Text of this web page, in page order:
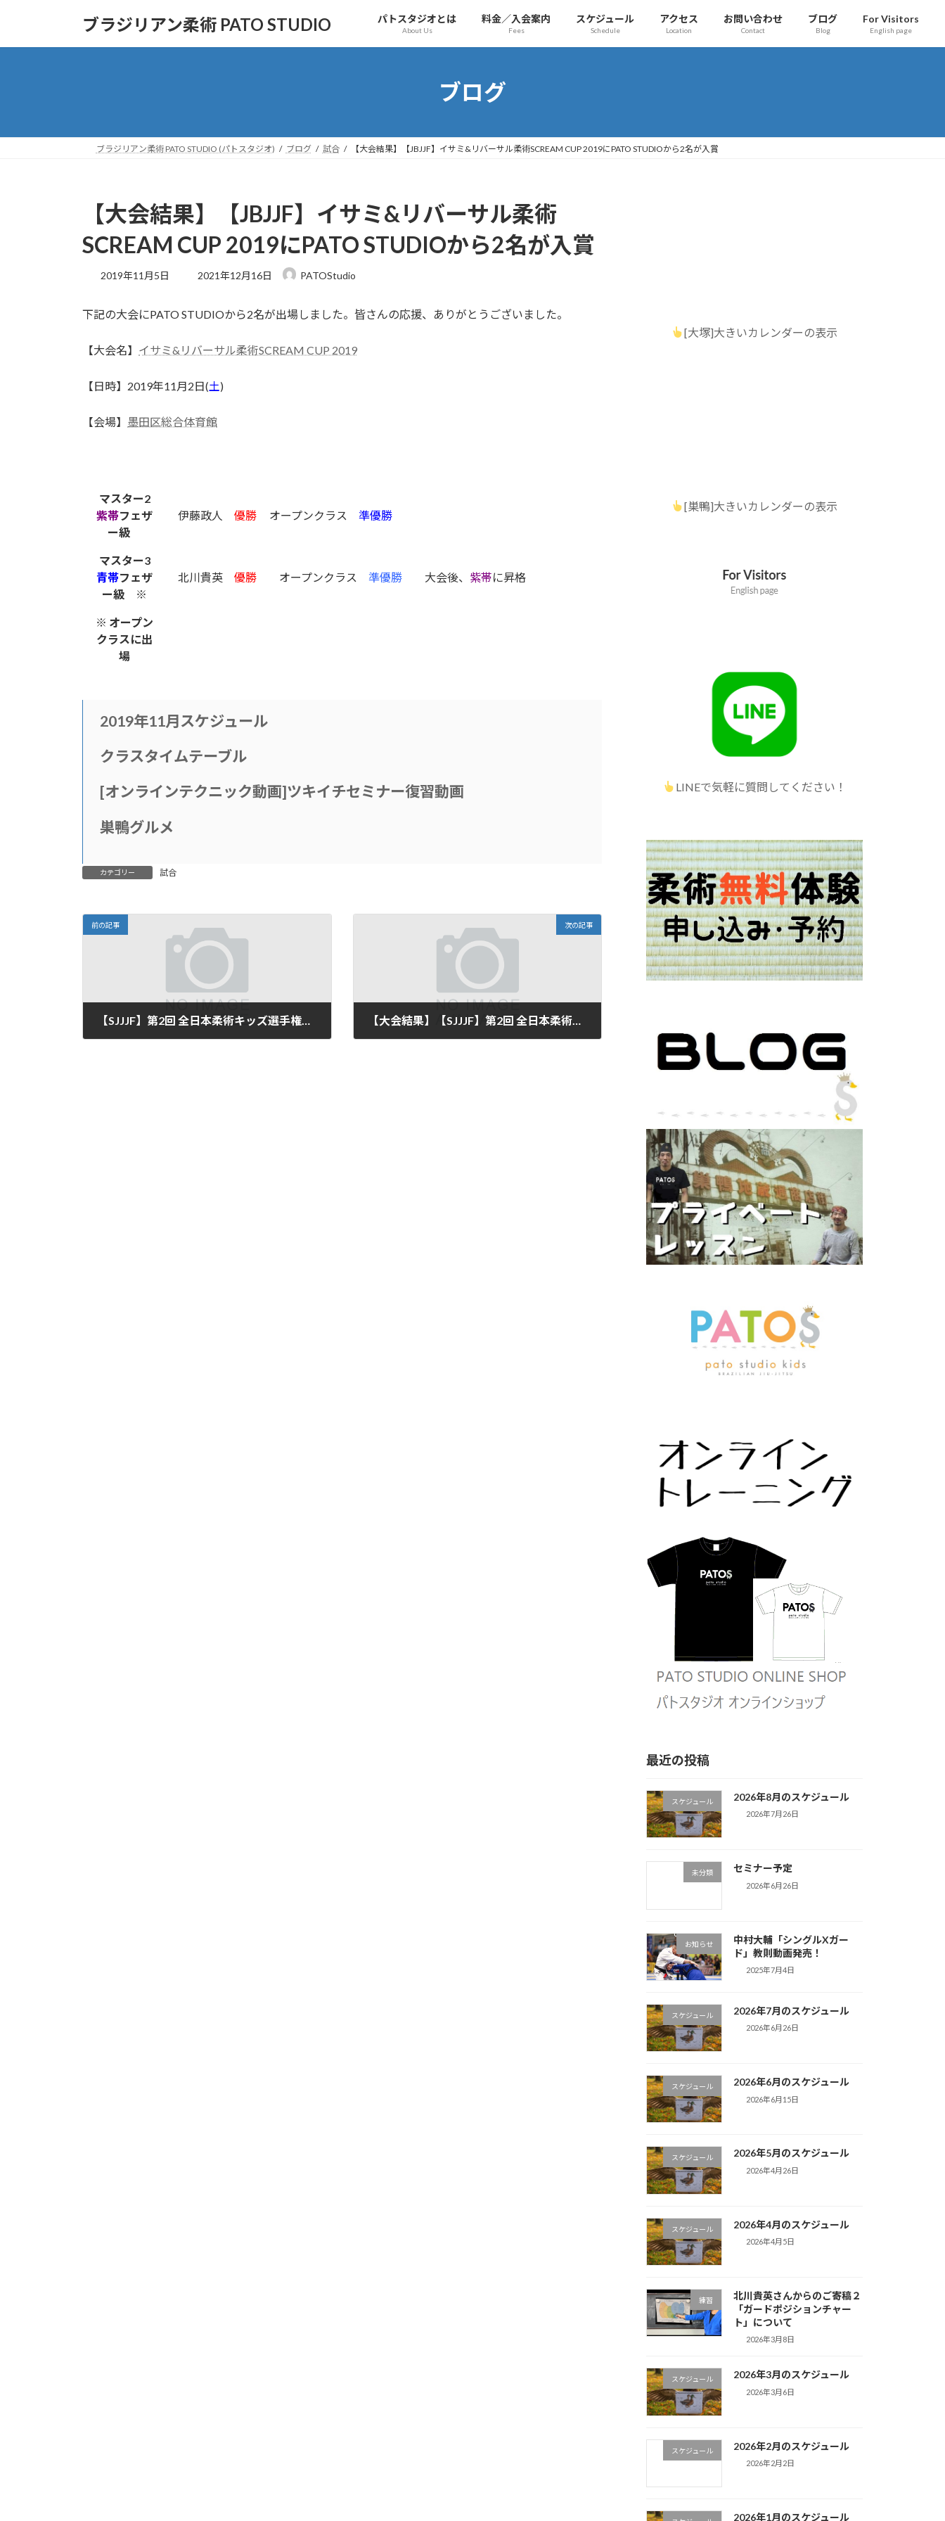
ブラジリアン柔術 PATO STUDIO パトスタジオとは
About Us
料金／入会案内
Fees
スケジュール
Schedule
アクセス
Location
お問い合わせ
Contact
ブログ
Blog
For Visitors
English page
ブログ
ブラジリアン柔術 PATO STUDIO (パトスタジオ) ブログ 試合 【大会結果】【JBJJF】イサミ&リバーサル柔術SCREAM CUP 2019にPATO STUDIOから2名が入賞
【大会結果】【JBJJF】イサミ&リバーサル柔術
SCREAM CUP 2019にPATO STUDIOから2名が入賞
2019年11月5日
最
新
時
:
2021年12月16日 PATOStudio
下記の大会にPATO STUDIOから2名が出場しました。皆さんの応援、ありがとうございました。
【大会名】 イサミ&リバーサル柔術SCREAM CUP 2019
【日時】2019年11月2日(土)
【会場】 墨田区総合体育館
マスター2
紫帯フェザ
ー級
伊藤政人 優勝 オープンクラス 準優勝
マスター3
青帯フェザ
ー級 ※
北川貴英 優勝 オープンクラス 準優勝 大会後、 紫帯に昇格
※ オープン
クラスに出
場
2019年11月スケジュール
クラスタイムテーブル
[オンラインテクニック動画]ツキイチセミナー復習動画
巣鴨グルメ
カテゴリー 試合
前の記事
【SJJJF】第2回 全日本柔術キッズ選手権にPATO STUDIOから1名が出場
次の記事
【大会結果】【SJJJF】第2回 全日本柔術キッズ選手権にPATO STUDIOから1名が入賞
[大塚]大きいカレンダーの表示
[巣鴨]大きいカレンダーの表示
LINEで気軽に質問してください！
最近の投稿
スケジュール 2026年8月のスケジュール
2026年7月26日
未分類 セミナー予定
2026年6月26日
お知らせ
中村大輔「シングルXガー
ド」教則動画発売！
2025年7月4日
スケジュール 2026年7月のスケジュール
2026年6月26日
スケジュール 2026年6月のスケジュール
2026年6月15日
スケジュール 2026年5月のスケジュール
2026年4月26日
スケジュール 2026年4月のスケジュール
2026年4月5日
練習
北川貴英さんからのご寄稿２
「ガードポジションチャー
ト」について
2026年3月8日
スケジュール 2026年3月のスケジュール
2026年3月6日
スケジュール 2026年2月のスケジュール
2026年2月2日
2026年1月のスケジュール